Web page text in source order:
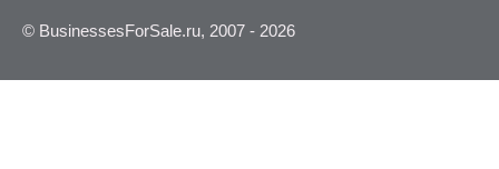
© BusinessesForSale.ru, 2007 - 2026